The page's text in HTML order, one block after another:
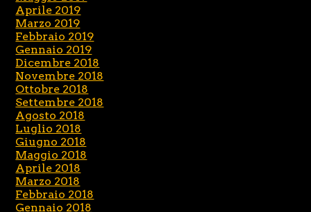
Aprile 2019
Marzo 2019
Febbraio 2019
Gennaio 2019
Dicembre 2018
Novembre 2018
Ottobre 2018
Settembre 2018
Agosto 2018
Luglio 2018
Giugno 2018
Maggio 2018
Aprile 2018
Marzo 2018
Febbraio 2018
Gennaio 2018